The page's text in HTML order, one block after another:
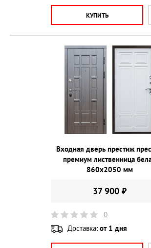
КУПИТЬ
Входная дверь престиж
премиум лиственница
860х2050 мм
37 900 ₽
0
Доставка: от 1 дня